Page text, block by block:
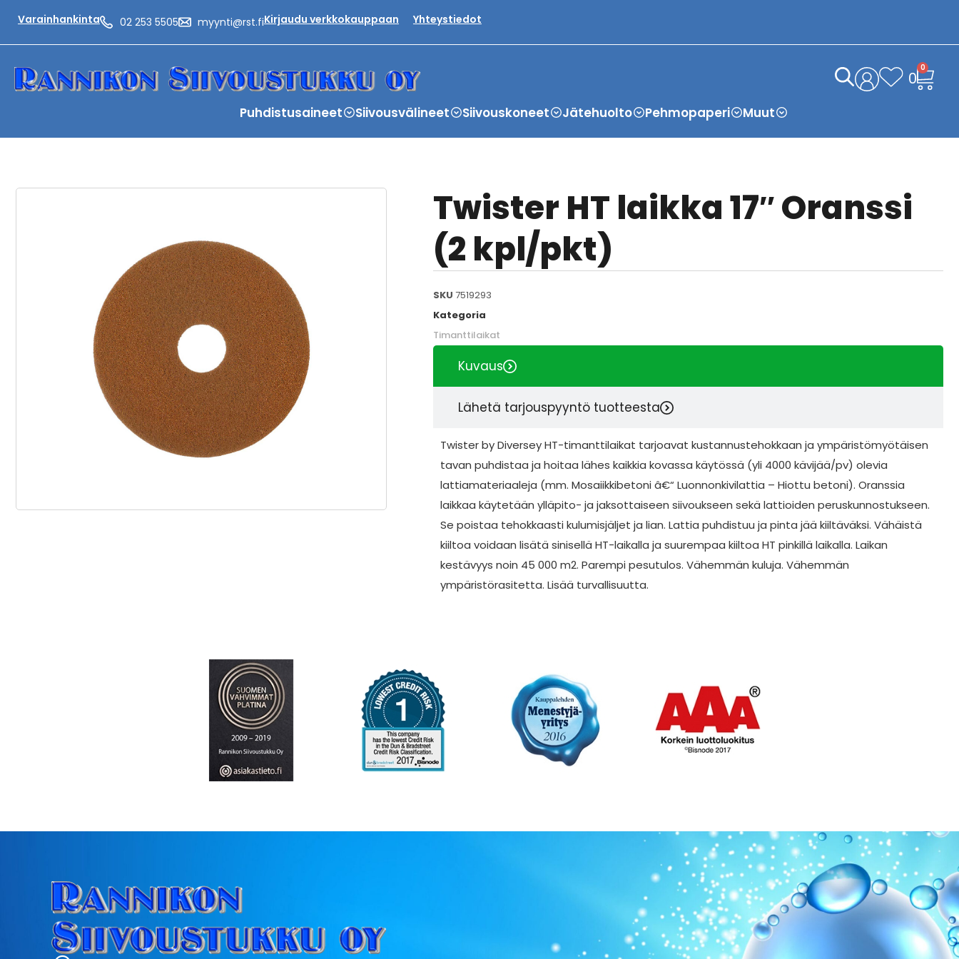
Varainhankinta 02 253 5505 myynti@rst.fiKirjaudu verkkokauppaan Yhteystiedot
0
0
Puhdistusaineet Siivousvälineet Siivouskoneet Jätehuolto Pehmopaperi Muut
Twister HT laikka 17″ Oranssi
(2 kpl/pkt)
SKU 7519293
Kategoria
Timanttilaikat
Kuvaus
Lähetä tarjouspyyntö tuotteesta
Twister by Diversey HT-timanttilaikat tarjoavat kustannustehokkaan ja ympäristömyötäisen
tavan puhdistaa ja hoitaa lähes kaikkia kovassa käytössä (yli 4000 kävijää/pv) olevia
lattiamateriaaleja (mm. Mosaiikkibetoni â€“ Luonnonkivilattia – Hiottu betoni). Oranssia
laikkaa käytetään ylläpito- ja jaksottaiseen siivoukseen sekä lattioiden peruskunnostukseen.
Se poistaa tehokkaasti kulumisjäljet ja lian. Lattia puhdistuu ja pinta jää kiiltäväksi. Vähäistä
kiiltoa voidaan lisätä sinisellä HT-laikalla ja suurempaa kiiltoa HT pinkillä laikalla. Laikan
kestävyys noin 45 000 m2. Parempi pesutulos. Vähemmän kuluja. Vähemmän
ympäristörasitetta. Lisää turvallisuutta.